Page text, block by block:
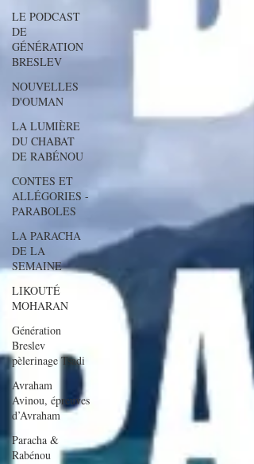
LE PODCAST
DE
GÉNÉRATION
BRESLEV
NOUVELLES
D'OUMAN
LA LUMIÈRE
DU CHABAT
DE RABÉNOU
CONTES ET
ALLÉGORIES -
PARABOLES
LA PARACHA
DE LA
SEMAINE
LIKOUTÉ
MOHARAN
Génération
Breslev
pèlerinage Tsadi
Avraham
Avinou, épreuves
d’Avraham
Paracha &
Rabénou